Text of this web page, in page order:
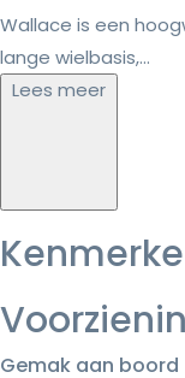
Wallace is een
lange wielbasis,...
Lees meer
Gemak aan boord